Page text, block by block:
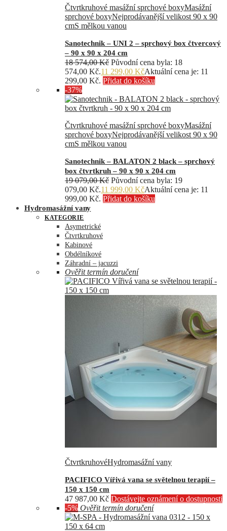
Čtvrtkruhové masážní sprchové boxyMasážní
sprchové boxyNejprodávanější velikost 90 x 90
cmS mělkou vanou
Sanotechnik – UNI 2 – sprchový box čtvercový
– 90 x 90 x 204 cm
18 574,00Kč Původní cena byla: 18
574,00 Kč.11 299,00 KčAktuální cena je: 11
299,00 Kč. Přidat do košíku
-37%
Čtvrtkruhové masážní sprchové boxyMasážní
sprchové boxyNejprodávanější velikost 90 x 90
cmS mělkou vanou
Sanotechnik – BALATON 2 black – sprchový
box čtvrtkruh – 90 x 90 x 204 cm
19 079,00Kč Původní cena byla: 19
079,00 Kč.11 999,00 KčAktuální cena je: 11
999,00 Kč. Přidat do košíku
Hydromasážní vany
KATEGORIE
Asymetrické
Čtvrtkruhové
Kabinové
Obdélníkové
Záhradní – jacuzzi
Ověřit termín doručení
ČtvrtkruhovéHydromasážní vany
PACIFICO Vířivá vana se světelnou terapií –
150 x 150 cm
47 987,00 Kč Dostávejte oznámení o dostupnosti
-5% Ověřit termín doručení